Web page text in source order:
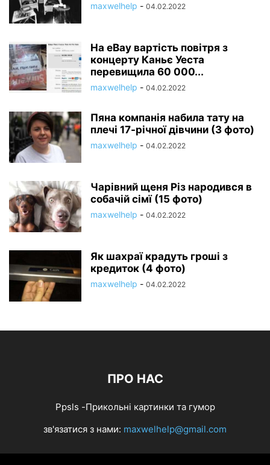
maxwelhelp - 04.02.2022
На eBay вартість повітря з
концерту Каньє Уеста
перевищила 60 000...
maxwelhelp - 04.02.2022
Пяна компанія набила тату на
плечі 17-річної дівчини (3 фото)
maxwelhelp - 04.02.2022
Чарівний щеня Різ народився в
собачій сімї (15 фото)
maxwelhelp - 04.02.2022
Як шахраї крадуть гроші з
кредиток (4 фото)
maxwelhelp - 04.02.2022
ПРО НАС
Ppsls -Прикольні картинки та гумор
зв'язатися з нами: maxwelhelp@gmail.com